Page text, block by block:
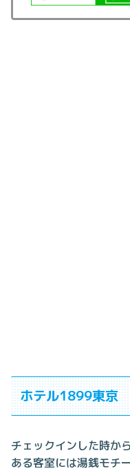
ホテル1899東京
チェックインした時か
ある客室には湯銭モチ